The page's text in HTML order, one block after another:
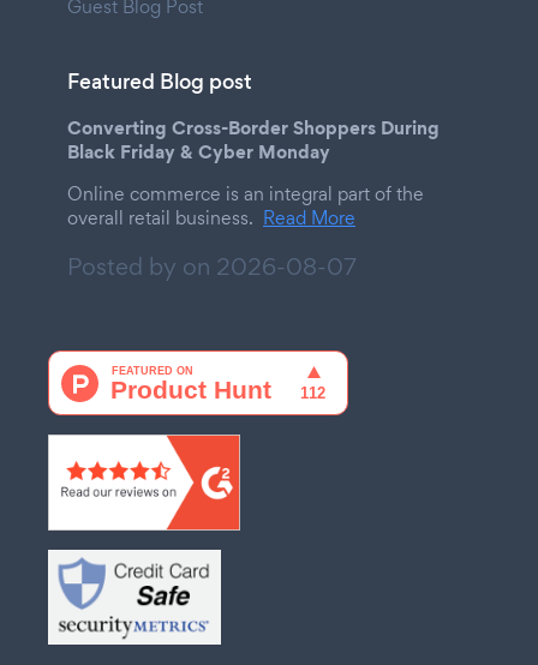
Guest Blog Post
Featured Blog post
Converting Cross-Border Shoppers During
Black Friday & Cyber Monday
Online commerce is an integral part of the
overall retail business. Read More
Posted by on 2026-08-07